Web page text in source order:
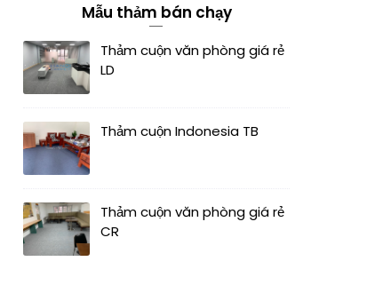
Mẫu thảm bán chạy
Thảm cuộn văn phòng giá rẻ
LD
Thảm cuộn Indonesia TB
Thảm cuộn văn phòng giá rẻ
CR